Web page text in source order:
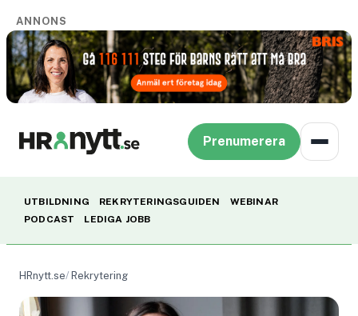
ANNONS
Prenumerera
UTBILDNING REKRYTERINGSGUIDEN
WEBINAR
PODCAST
LEDIGA JOBB
HRnytt.se Rekrytering